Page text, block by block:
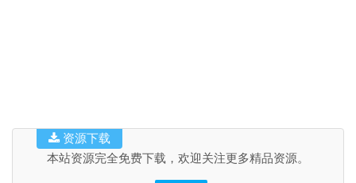
本站资源完全免费下载，欢迎关注更多精品资源。
资源下载